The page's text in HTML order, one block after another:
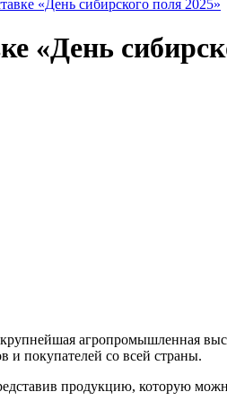
«День сибирского поля 2025»
«День
агропромышленная
и покупателей со всей страны.
продукцию, которую